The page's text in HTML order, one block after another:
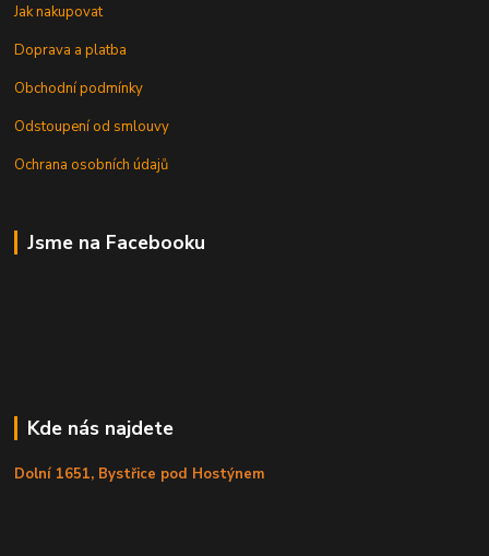
Jak nakupovat
Doprava a platba
Obchodní podmínky
Odstoupení od smlouvy
Ochrana osobních údajů
Jsme na Facebooku
Kde nás najdete
Dolní 1651, Bystřice pod Hostýnem